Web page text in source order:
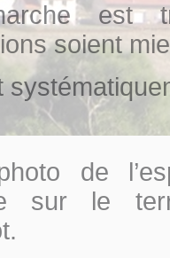
est
soient
de
sur le